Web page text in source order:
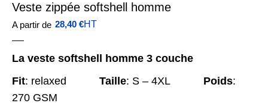
Veste zippée softshell homme
A partir de 28,40 €HT
La veste softshell homme 3 couche
Fit: relaxed Taille: S – 4XL Poids:
270 GSM